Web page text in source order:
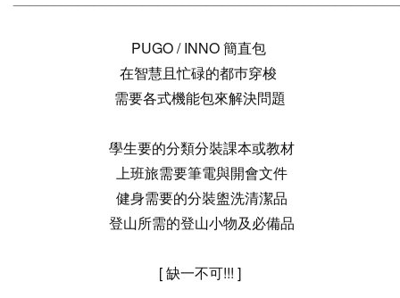
PUGO / INNO 簡直包
在智慧且忙碌的都巿穿梭
需要各式機能包來解決問題
學生要的分類分裝課本或教材
上班旅需要筆電與開會文件
健身需要的分裝盥洗清潔品
登山所需的登山小物及必備品
[ 缺一不可!!! ]